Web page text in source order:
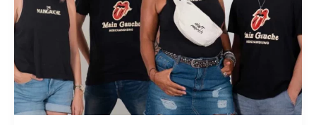
textiles
personnalisables
merch